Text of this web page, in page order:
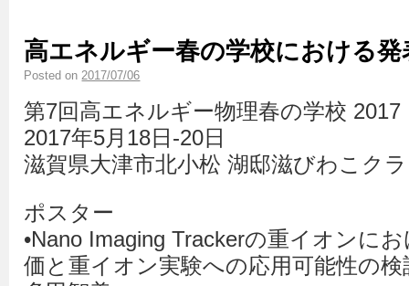
高エネルギー春の学校における発
Posted on 2017/07/06
第7回高エネルギー物理春の学校 2017
2017年5月18日-20日
滋賀県大津市北小松 湖邸滋びわこク
ポスター
•Nano Imaging Trackerの重イオンに
価と重イオン実験への応用可能性の検